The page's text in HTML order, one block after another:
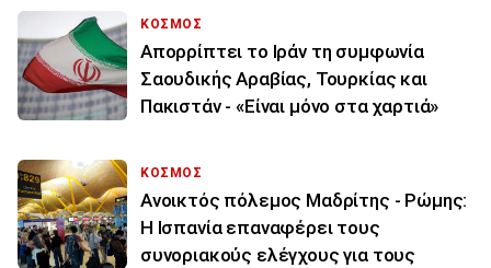
ΚΟΣΜΟΣ
Απορρίπτει το Ιράν τη συμφωνία
Σαουδικής Αραβίας, Τουρκίας και
Πακιστάν - «Είναι μόνο στα χαρτιά»
ΚΟΣΜΟΣ
Ανοικτός πόλεμος Μαδρίτης - Ρώμης:
Η Ισπανία επαναφέρει τους
συνοριακούς ελέγχους για τους